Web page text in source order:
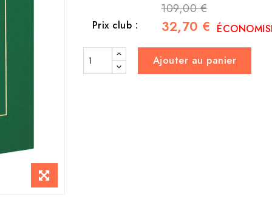
109,00 €
Prix club : 32,70 €
Ajouter au panier